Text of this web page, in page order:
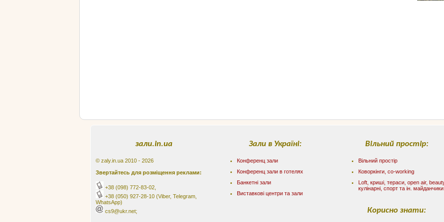
зали.in.ua
© zaly.in.ua 2010 - 2026
Звертайтесь для розміщення реклами:
+38 (098) 772-83-02
+38 (050) 927-28-10 (Viber, Telegram,
WhatsApp)
cs9@ukr.net;
Зали в Україні:
Конференц зали
Конференц зали в готелях
Банкетні зали
Виставкові центри та зали
Вільний простір:
Вільний простір
Коворкінги, co-working
Loft, криші, тераси, оpen air,
кулінарні, спорт та ін. майданчики
Корисно знати: